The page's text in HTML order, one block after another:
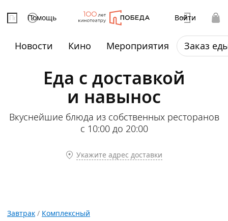
Помощь Войти
Новости Кино Мероприятия Заказ
Еда с доставкой
и навынос
Вкуснейшие блюда из собственных ресторанов
с 10:00 до 20:00
Укажите адрес доставки
Завтрак / Комплексный